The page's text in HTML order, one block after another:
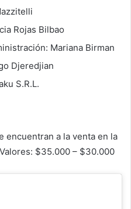
Rojas Bilbao
Mariana Birman
Djeredjian
S.R.L.
encuentran a la venta en la
$35.000 – $30.000